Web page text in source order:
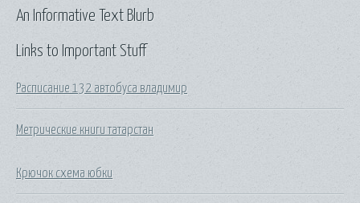
Links to Important Stuff
Расписание 132 автобуса владимир
Метрические книги татарстан
Крючок схема юбки
An Informative Text Blurb